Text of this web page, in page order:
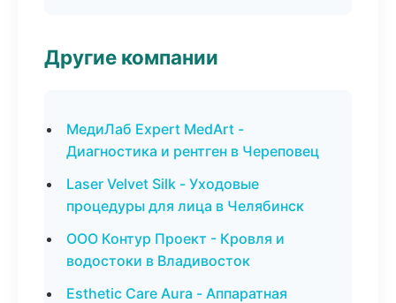
Другие компании
МедиЛаб Expert MedArt -
Диагностика и рентген в Череповец
Laser Velvet Silk - Уходовые
процедуры для лица в Челябинск
ООО Контур Проект - Кровля и
водостоки в Владивосток
Esthetic Care Aura - Аппаратная